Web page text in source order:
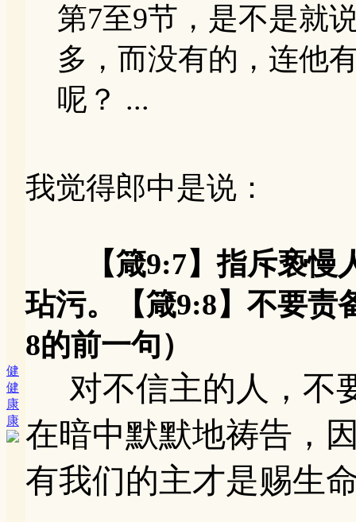
健
健
康
康
第7至9节，是不是就
多，而没有的，连他
呢？ ...
我觉得郎中是说：
【箴9:7】指斥亵
玷污。【箴9:8】不要责
8的前一句）
对不信主的人，不
在暗中默默地祷告，
有我们的主才是赐生